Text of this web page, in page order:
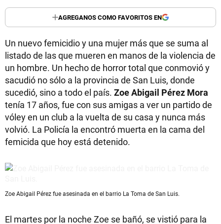
AGREGANOS COMO FAVORITOS EN
Un nuevo femicidio y una mujer más que se suma al
listado de las que mueren en manos de la violencia de
un hombre. Un hecho de horror total que conmovió y
sacudió no sólo a la provincia de San Luis, donde
sucedió, sino a todo el país. Zoe Abigail Pérez Mora
tenía 17 años, fue con sus amigas a ver un partido de
vóley en un club a la vuelta de su casa y nunca más
volvió. La Policía la encontró muerta en la cama del
femicida que hoy está detenido.
Zoe Abigail Pérez fue asesinada en el barrio La Toma de San Luis.
El martes por la noche Zoe se bañó, se vistió para la